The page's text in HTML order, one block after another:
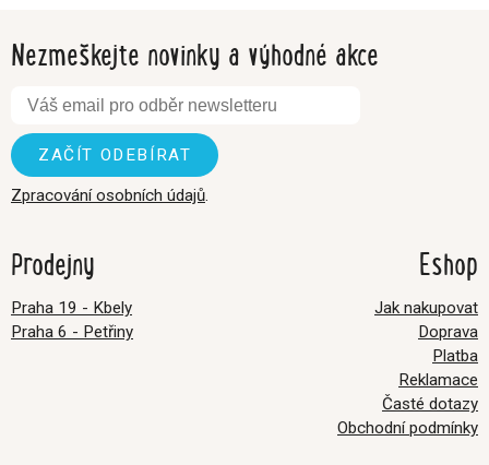
Nezmeškejte novinky a výhodné akce
Zpracování osobních údajů.
Prodejny
Praha 19 - Kbely
Praha 6 - Petřiny
Eshop
Jak nakupovat
Doprava
Platba
Reklamace
Časté dotazy
Obchodní podmínky